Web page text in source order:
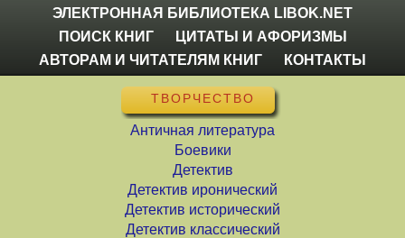
ЭЛЕКТРОННАЯ БИБЛИОТЕКА LIBOK.NET
ПОИСК КНИГ
ЦИТАТЫ И АФОРИЗМЫ
АВТОРАМ И ЧИТАТЕЛЯМ КНИГ
КОНТАКТЫ
ТВОРЧЕСТВО
Античная литература
Боевики
Детектив
Детектив иронический
Детектив исторический
Детектив классический